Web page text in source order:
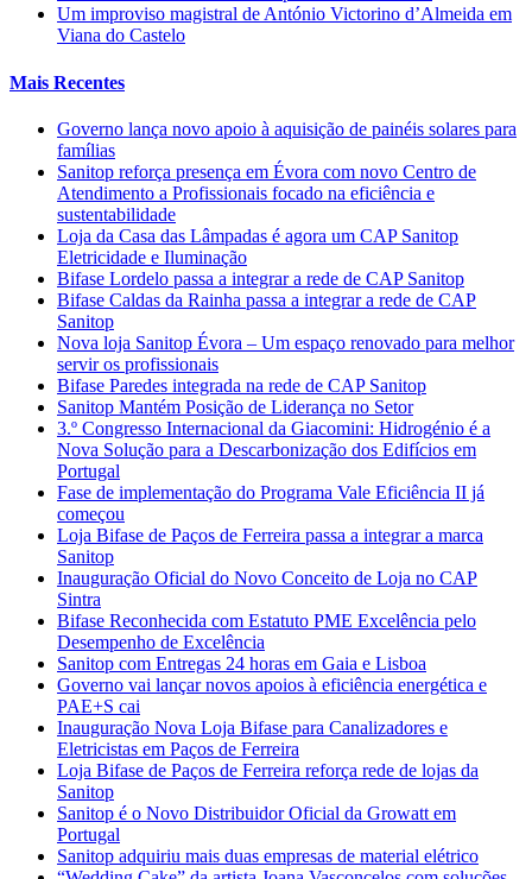
Um improviso magistral de António Victorino d’Almeida em
Viana do Castelo
Mais Recentes
Governo lança novo apoio à aquisição de painéis solares para
famílias
Sanitop reforça presença em Évora com novo Centro de
Atendimento a Profissionais focado na eficiência e
sustentabilidade
Loja da Casa das Lâmpadas é agora um CAP Sanitop
Eletricidade e Iluminação
Bifase Lordelo passa a integrar a rede de CAP Sanitop
Bifase Caldas da Rainha passa a integrar a rede de CAP
Sanitop
Nova loja Sanitop Évora – Um espaço renovado para melhor
servir os profissionais
Bifase Paredes integrada na rede de CAP Sanitop
Sanitop Mantém Posição de Liderança no Setor
3.º Congresso Internacional da Giacomini: Hidrogénio é a
Nova Solução para a Descarbonização dos Edifícios em
Portugal
Fase de implementação do Programa Vale Eficiência II já
começou
Loja Bifase de Paços de Ferreira passa a integrar a marca
Sanitop
Inauguração Oficial do Novo Conceito de Loja no CAP
Sintra
Bifase Reconhecida com Estatuto PME Excelência pelo
Desempenho de Excelência
Sanitop com Entregas 24 horas em Gaia e Lisboa
Governo vai lançar novos apoios à eficiência energética e
PAE+S cai
Inauguração Nova Loja Bifase para Canalizadores e
Eletricistas em Paços de Ferreira
Loja Bifase de Paços de Ferreira reforça rede de lojas da
Sanitop
Sanitop é o Novo Distribuidor Oficial da Growatt em
Portugal
Sanitop adquiriu mais duas empresas de material elétrico